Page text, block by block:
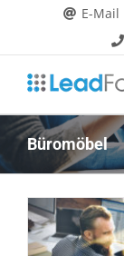
springen
E-Mail
Büromöbel